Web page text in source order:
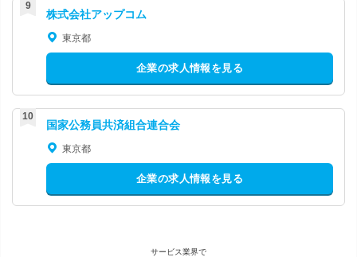
株式会社アップコム
東京都
企業の求人情報を見る
国家公務員共済組合連合会
東京都
企業の求人情報を見る
サービス業界で